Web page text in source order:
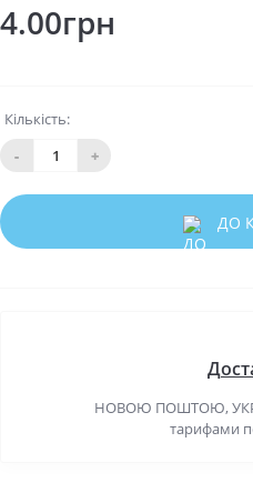
4.00грн
Кількість:
-
+
ДО
НОВОЮ ПОШТОЮ,
тарифами